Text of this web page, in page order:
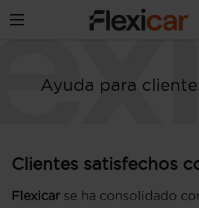
Ayuda para
Clientes satisfechos
Flexicarse ha consolidado